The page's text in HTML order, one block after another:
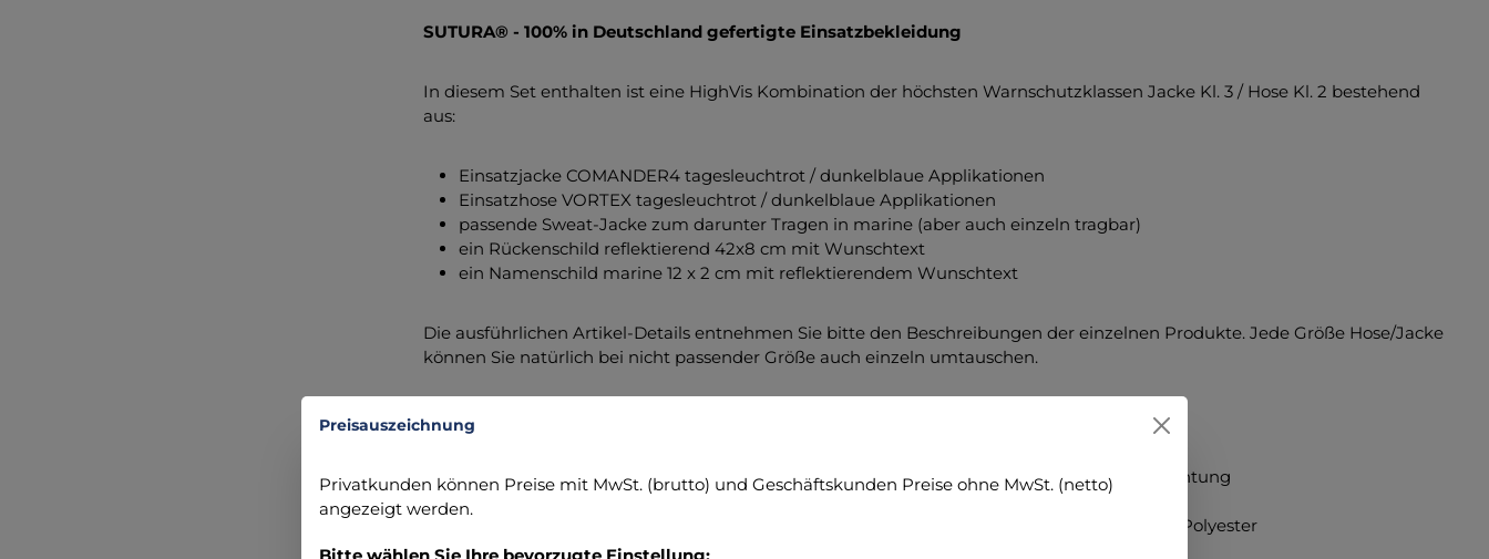
SUTURA® - 100% in Deutschland gefertigte Einsatzbekleidung
In diesem Set enthalten ist eine HighVis Kombination der höchsten Warnschutzklassen Jacke Kl. 3 / Hose Kl. 2 bestehend
aus:
Einsatzjacke COMANDER4 tagesleuchtrot / dunkelblaue Applikationen
Einsatzhose VORTEX tagesleuchtrot / dunkelblaue Applikationen
passende Sweat-Jacke zum darunter Tragen in marine (aber auch einzeln tragbar)
ein Rückenschild reflektierend 42x8 cm mit Wunschtext
ein Namenschild marine 12 x 2 cm mit reflektierendem Wunschtext
Die ausführlichen Artikel-Details entnehmen Sie bitte den Beschreibungen der einzelnen Produkte. Jede Größe Hose/Jacke
können Sie natürlich bei nicht passender Größe auch einzeln umtauschen.
Zusammensetzung Jacke COMANDER4
Oberstoff: hochwertige 2 Lagen Laminat Membrane 90% Polyester mit 10% PU- Beschichtung
Tagesleuchtfarbe nach ISO EN 20471:2013. Gewicht 205 g/m2
Umweltstandards: OEKOtex100, PTFE-frei, FC-frei Innenfutter: Meshgewebe grau, 100% Polyester
Reflektierendes Material: IRC Reflective silber, segmentiert, Industriewäsche geeignet
Preisauszeichnung
Privatkunden können Preise mit MwSt. (brutto) und Geschäftskunden Preise ohne MwSt. (netto)
angezeigt werden.
Bitte wählen Sie Ihre bevorzugte Einstellung: